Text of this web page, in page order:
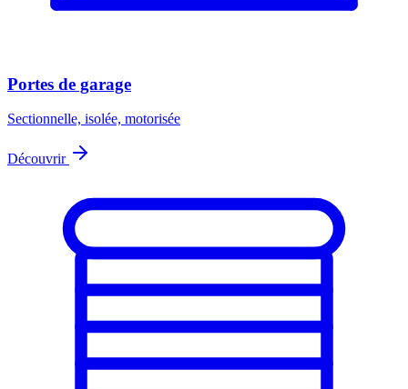
Portes de garage
Sectionnelle, isolée, motorisée
Découvrir